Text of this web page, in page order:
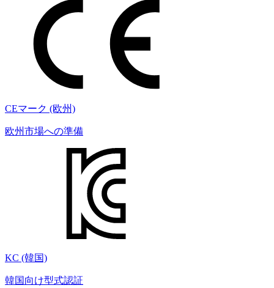
CEマーク (欧州)
欧州市場への準備
KC (韓国)
韓国向け型式認証